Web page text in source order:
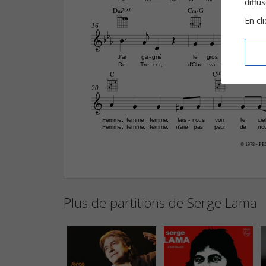
© 1978 -
J'ai
De
D‹7(b5)
ga
Tre
gné
net,
-
-
le
d'Che
C‹/G
gros
va
- -
Ce
16
Femme,
Femme,
C
femme
femme,
femme,
femme,
fais
n'aie
nous
pas
-
voir
peur
CŒ„Š7
le
de
ciel
20


 
     
   
    
Plus de partitions de Serge Lama
En